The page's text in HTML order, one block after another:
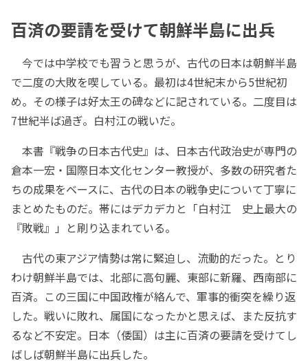
百済の要請を受けて朝鮮半島に出兵
今では中学校でも習うと思うが、古代の日本は朝鮮半島
で二度の大敗を喫している。最初は4世紀末から5世紀初
め。その様子は好太王の碑などに記されている。二度目は
7世紀半ば過ぎ。白村江の戦いだ。
本書『戦争の日本古代史』は、日本古代政治史が専門の
倉本一宏・国際日本文化センター教授が、多数の研究者た
ちの成果をベースに、古代の日本の戦争史について丁寧に
まとめたものだ。帯にはデカデカと「白村江 史上最大の
『敗戦』」と刷り込まれている。
古代の東アジア情勢は常に緊迫し、流動的だった。とり
わけ朝鮮半島では、北部に高句麗、東部に新羅、西南部に
百済。この三国に中国政権が絡んで、軍事的衝突を繰り返
した。戦いに敗れ、属国になったかと思えば、また反抗す
るなど不安定。日本（倭国）は主に百済の要請を受けてし
ばしば朝鮮半島に出兵した。